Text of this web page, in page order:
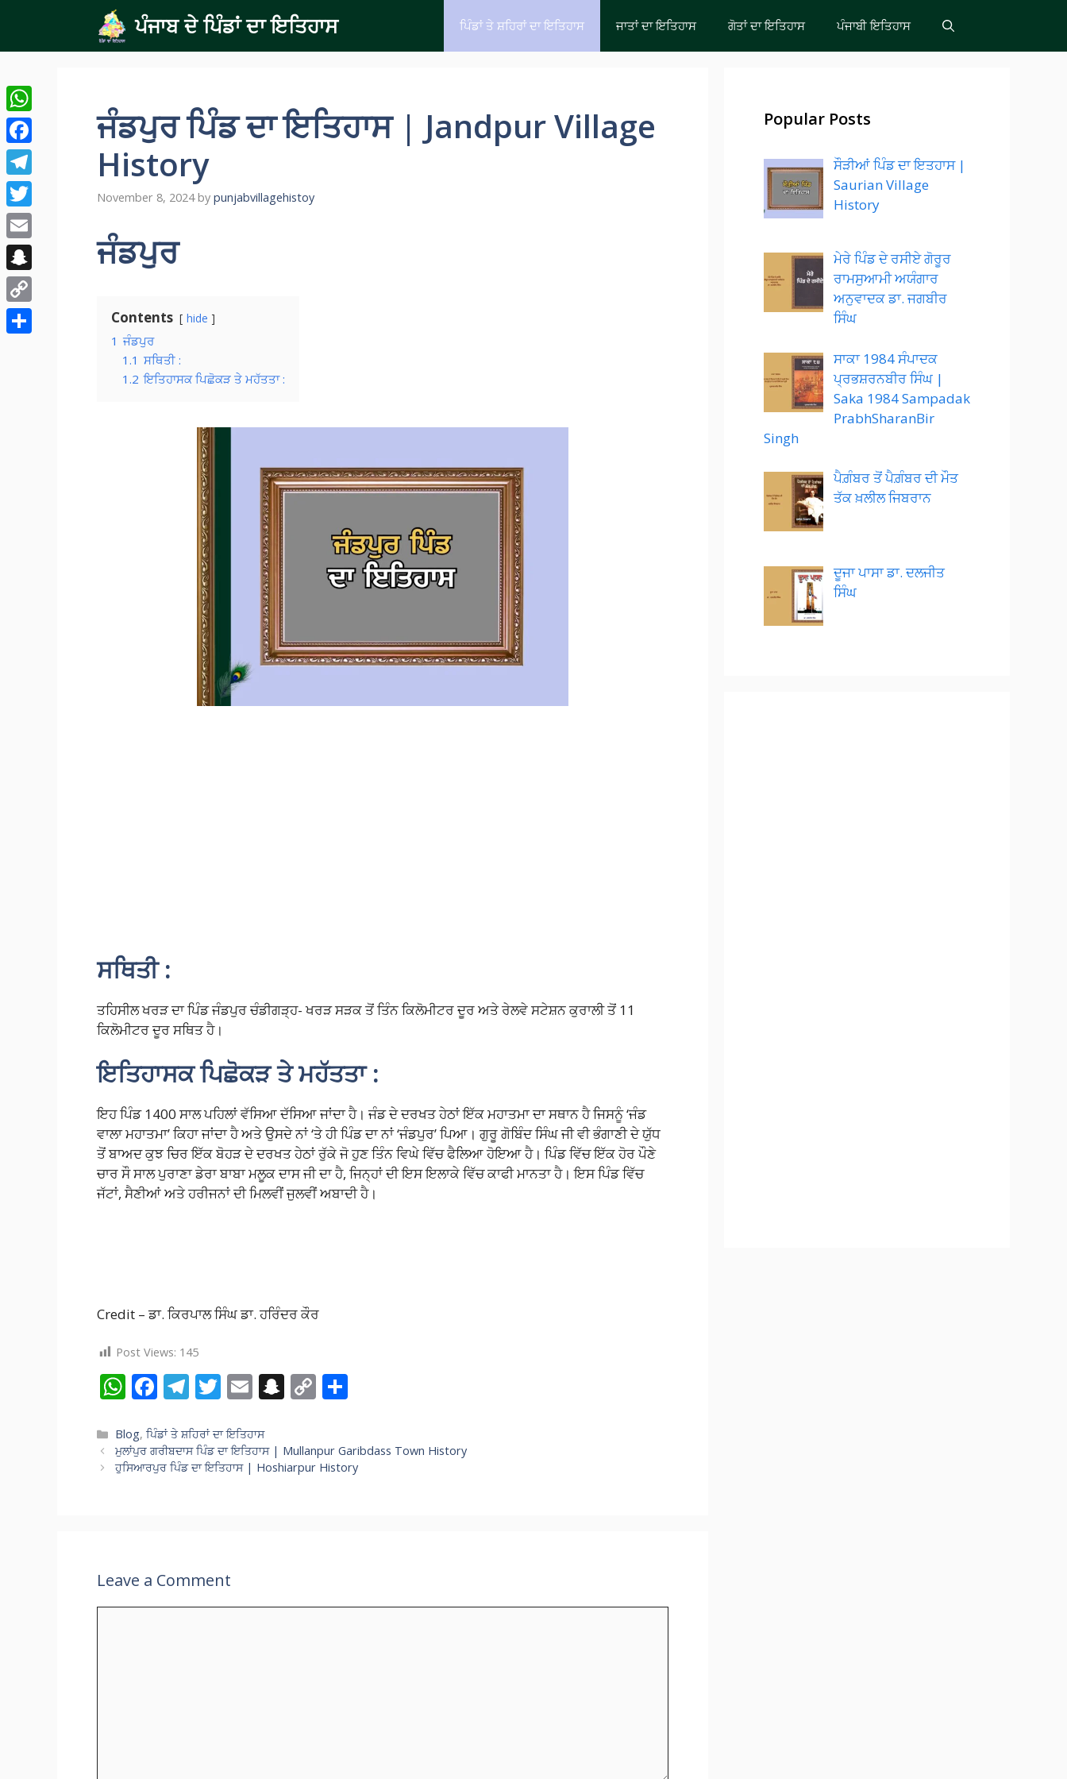
content
ਪੰਜਾਬ ਦੇ ਪਿੰਡਾਂ ਦਾ ਇਤਿਹਾਸ ਪਿੰਡਾਂ ਤੇ ਸ਼ਹਿਰਾਂ ਦਾ ਇਤਿਹਾਸ ਜਾਤਾਂ ਦਾ ਇਤਿਹਾਸ ਗੋਤਾਂ ਦਾ ਇਤਿਹਾਸ ਪੰਜਾਬੀ ਇਤਿਹਾਸ
ਜੰਡਪੁਰ ਪਿੰਡ ਦਾ ਇਤਿਹਾਸ | Jandpur Village
History
November 8, 2024 by punjabvillagehistoy
ਜੰਡਪੁਰ
Contents hide
1 ਜੰਡਪੁਰ
1.1 ਸਥਿਤੀ :
1.2 ਇਤਿਹਾਸਕ ਪਿਛੋਕੜ ਤੇ ਮਹੱਤਤਾ :
ਸਥਿਤੀ :
ਤਹਿਸੀਲ ਖਰੜ ਦਾ ਪਿੰਡ ਜੰਡਪੁਰ ਚੰਡੀਗੜ੍ਹ- ਖਰੜ ਸੜਕ ਤੋਂ ਤਿੰਨ ਕਿਲੋਮੀਟਰ ਦੂਰ ਅਤੇ ਰੇਲਵੇ ਸਟੇਸ਼ਨ ਕੁਰਾਲੀ ਤੋਂ 11
ਕਿਲੋਮੀਟਰ ਦੂਰ ਸਥਿਤ ਹੈ।
ਇਤਿਹਾਸਕ ਪਿਛੋਕੜ ਤੇ ਮਹੱਤਤਾ :
ਇਹ ਪਿੰਡ 1400 ਸਾਲ ਪਹਿਲਾਂ ਵੱਸਿਆ ਦੱਸਿਆ ਜਾਂਦਾ ਹੈ। ਜੰਡ ਦੇ ਦਰਖਤ ਹੇਠਾਂ ਇੱਕ ਮਹਾਤਮਾ ਦਾ ਸਥਾਨ ਹੈ ਜਿਸਨੂੰ ‘ਜੰਡ
ਵਾਲਾ ਮਹਾਤਮਾ’ ਕਿਹਾ ਜਾਂਦਾ ਹੈ ਅਤੇ ਉਸਦੇ ਨਾਂ ‘ਤੇ ਹੀ ਪਿੰਡ ਦਾ ਨਾਂ ‘ਜੰਡਪੁਰ’ ਪਿਆ। ਗੁਰੂ ਗੋਬਿੰਦ ਸਿੰਘ ਜੀ ਵੀ ਭੰਗਾਣੀ ਦੇ ਯੁੱਧ
ਤੋਂ ਬਾਅਦ ਕੁਝ ਚਿਰ ਇੱਕ ਬੋਹੜ ਦੇ ਦਰਖਤ ਹੇਠਾਂ ਰੁੱਕੇ ਜੋ ਹੁਣ ਤਿੰਨ ਵਿਘੇ ਵਿੱਚ ਫੈਲਿਆ ਹੋਇਆ ਹੈ। ਪਿੰਡ ਵਿੱਚ ਇੱਕ ਹੋਰ ਪੌਣੇ
ਚਾਰ ਸੌ ਸਾਲ ਪੁਰਾਣਾ ਡੇਰਾ ਬਾਬਾ ਮਲੂਕ ਦਾਸ ਜੀ ਦਾ ਹੈ, ਜਿਨ੍ਹਾਂ ਦੀ ਇਸ ਇਲਾਕੇ ਵਿੱਚ ਕਾਫੀ ਮਾਨਤਾ ਹੈ। ਇਸ ਪਿੰਡ ਵਿੱਚ
ਜੱਟਾਂ, ਸੈਣੀਆਂ ਅਤੇ ਹਰੀਜਨਾਂ ਦੀ ਮਿਲਵੀਂ ਜੁਲਵੀਂ ਅਬਾਦੀ ਹੈ।
Credit – ਡਾ. ਕਿਰਪਾਲ ਸਿੰਘ ਡਾ. ਹਰਿੰਦਰ ਕੌਰ
Post Views: 145
W
at
s
F
e
b
T
e
gr
T
itt
er
E
ai
l
S
p
C
y
ar
e
Categories
Blog,ਪਿੰਡਾਂ ਤੇ ਸ਼ਹਿਰਾਂ ਦਾ ਇਤਿਹਾਸ
ਮੁਲਾਂਪੁਰ ਗਰੀਬਦਾਸ ਪਿੰਡ ਦਾ ਇਤਿਹਾਸ | Mullanpur Garibdass Town History
ਹੁਸਿਆਰਪੁਰ ਪਿੰਡ ਦਾ ਇਤਿਹਾਸ | Hoshiarpur History
Leave a Comment
Popular Posts
ਸੌੜੀਆਂ ਪਿੰਡ ਦਾ ਇਤਹਾਸ |
Saurian Village
History
ਮੇਰੇ ਪਿੰਡ ਦੇ ਰਸੀਏ ਗੋਰੂਰ
ਰਾਮਸੁਆਮੀ ਅਯੰਗਾਰ
ਅਨੁਵਾਦਕ ਡਾ. ਜਗਬੀਰ
ਸਿੰਘ
ਸਾਕਾ 1984 ਸੰਪਾਦਕ
ਪ੍ਰਭਸ਼ਰਨਬੀਰ ਸਿੰਘ |
Saka 1984 Sampadak
PrabhSharanBir
Singh
ਪੈਗ਼ੰਬਰ ਤੋਂ ਪੈਗ਼ੰਬਰ ਦੀ ਮੌਤ
ਤੱਕ ਖ਼ਲੀਲ ਜਿਬਰਾਨ
ਦੂਜਾ ਪਾਸਾ ਡਾ. ਦਲਜੀਤ
ਸਿੰਘ
WhatsApp
Facebook
Telegram
Twitter
Email
Snapchat
Copy
Link